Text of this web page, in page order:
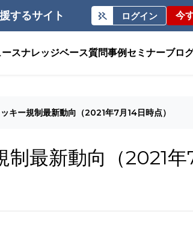
するサイト ログイン 今
スナレッジベース質問事例 セミナーブロ
キー規制最新動向（2021年7月14日時点）
最新動向（2021年